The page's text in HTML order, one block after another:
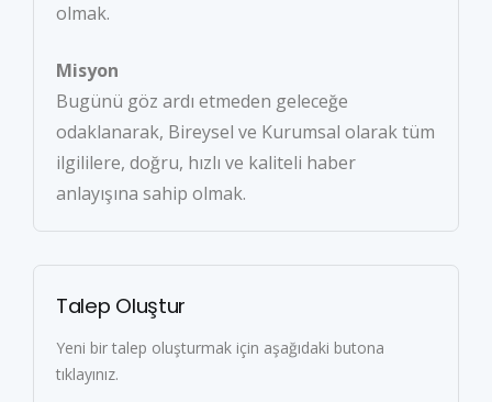
olmak.
Misyon
Bugünü göz ardı etmeden geleceğe
odaklanarak, Bireysel ve Kurumsal olarak tüm
ilgililere, doğru, hızlı ve kaliteli haber
anlayışına sahip olmak.
Talep Oluştur
Yeni bir talep oluşturmak için aşağıdaki butona
tıklayınız.